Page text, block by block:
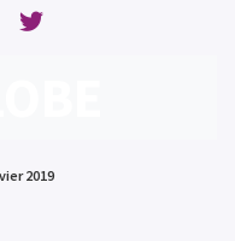
Facebook
2019